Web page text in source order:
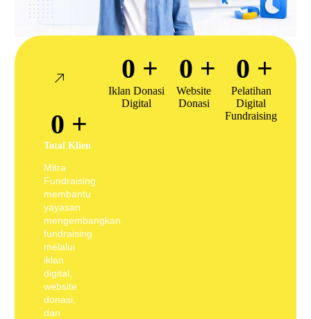
0 +
Total Klien
Mitra
Fundraising
membantu
yayasan
mengembangkan
fundraising
melalui
iklan
digital,
website
donasi,
dan
0 +
Iklan Donasi
Digital
0 +
Website
Donasi
0 +
Pelatihan
Digital
Fundraising